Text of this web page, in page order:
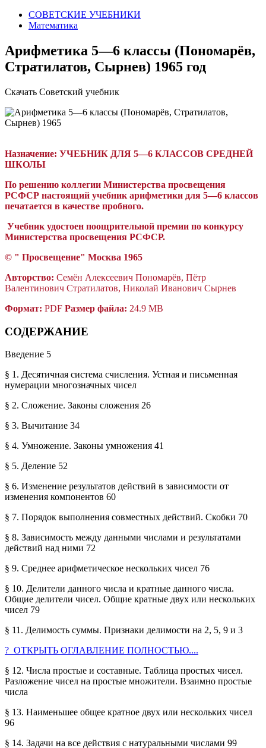
СОВЕТСКИЕ УЧЕБНИКИ
Математика
Арифметика 5—6 классы (Пономарёв,
Стратилатов, Сырнев) 1965 год
Скачать Советский учебник
Назначение: УЧЕБНИК ДЛЯ 5—6 КЛАССОВ СРЕДНЕЙ
ШКОЛЫ
По решению коллегии Министерства просвещения
РСФСР настоящий учебник арифметики для 5—6 классов
печатается в качестве пробного.
Учебник удостоен поощрительной премии по конкурсу
Министерства просвещения РСФСР.
© " Просвещение" Москва 1965
Авторство: Семён Алексеевич Пономарёв, Пётр
Валентинович Стратилатов, Николай Иванович Сырнев
Формат: PDF Размер файла: 24.9 MB
СОДЕРЖАНИЕ
Введение 5
§ 1. Десятичная система счисления. Устная и письменная
нумерации многозначных чисел
§ 2. Сложение. Законы сложения 26
§ 3. Вычитание 34
§ 4. Умножение. Законы умножения 41
§ 5. Деление 52
§ 6. Изменение результатов действий в зависимости от
изменения компонентов 60
§ 7. Порядок выполнения совместных действий. Скобки 70
§ 8. Зависимость между данными числами и результатами
действий над ними 72
§ 9. Среднее арифметическое нескольких чисел 76
§ 10. Делители данного числа и кратные данного числа.
Общие делители чисел. Общие кратные двух или нескольких
чисел 79
§ 11. Делимость суммы. Признаки делимости на 2, 5, 9 и 3
? ОТКРЫТЬ ОГЛАВЛЕНИЕ ПОЛНОСТЬЮ....
§ 12. Числа простые и составные. Таблица простых чисел.
Разложение чисел на простые множители. Взаимно простые
числа
§ 13. Наименьшее общее кратное двух или нескольких чисел
96
§ 14. Задачи на все действия с натуральными числами 99